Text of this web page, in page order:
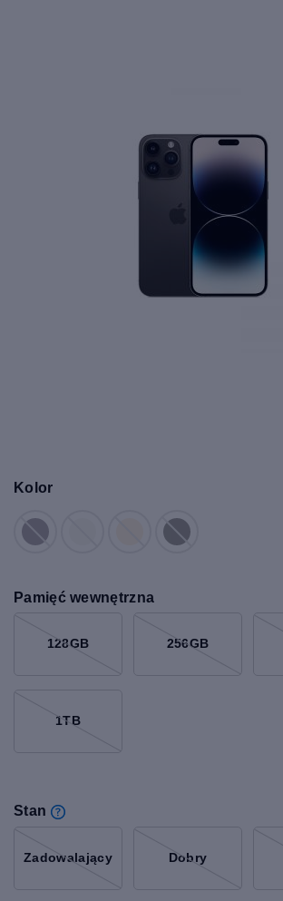
Kolor
Pamięć wewnętrzna
128GB 256GB
1TB
Stan
Zadowalający Dobry